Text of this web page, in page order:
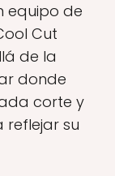
equipo de
Cut
de la
donde
corte y
su